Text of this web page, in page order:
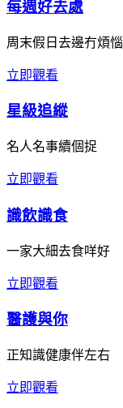
每週好去處
周末假日去邊冇煩惱
立即觀看
星級追縱
名人名事續個捉
立即觀看
識飲識食
一家大細去食咩好
立即觀看
醫護與你
正知識健康伴左右
立即觀看